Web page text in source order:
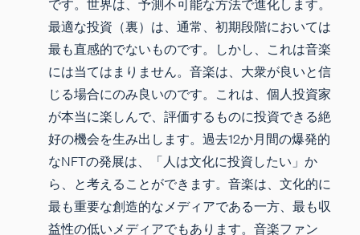
最適な投資（裏）は、通常、初期段階においては
最も直感的でないものです。しかし、これは音楽
には当てはまりません。音楽は、大衆が良いと信
じる場合にのみ良いのです。これは、個人投資家
が本当に楽しんで、評価するものに投資できる絶
好の機会を生み出します。過去12か月間の爆発的
なNFTの発展は、「人は文化に投資したい」か
ら、と考えることができます。音楽は、文化的に
最も重要な創造的なメディアである一方、最も収
益性の低いメディアでもあります。音楽ファン